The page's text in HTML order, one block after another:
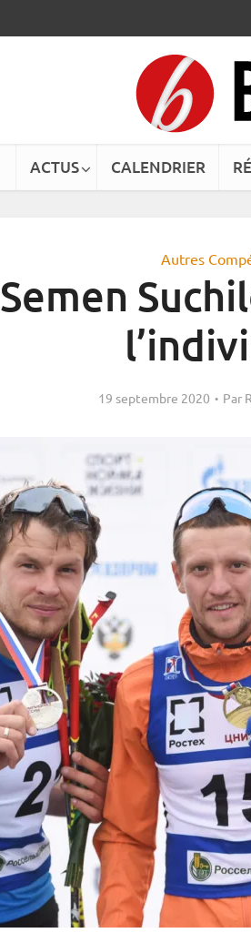
ACTUS CALENDRIER
Autres
Semen
19 septembre 2020 Par